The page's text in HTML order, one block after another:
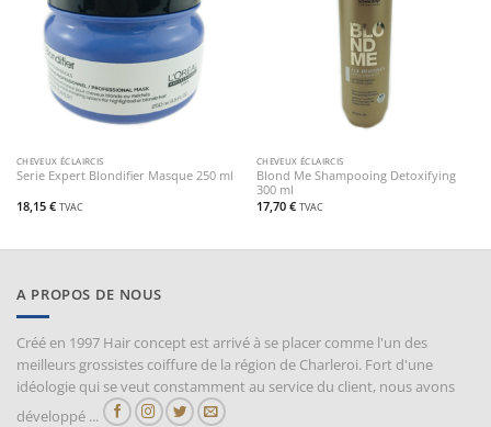
CHEVEUX ÉCLAIRCIS
Serie Expert Blondifier Masque 250 ml
18,15 € TVAC
CHEVEUX ÉCLAIRCIS
Blond Me Shampooing Detoxifying
300 ml
17,70 € TVAC
A PROPOS DE NOUS
Créé en 1997 Hair concept est arrivé à se placer comme l'un des
meilleurs grossistes coiffure de la région de Charleroi. Fort d'une
idéologie qui se veut constamment au service du client, nous avons
développé ...